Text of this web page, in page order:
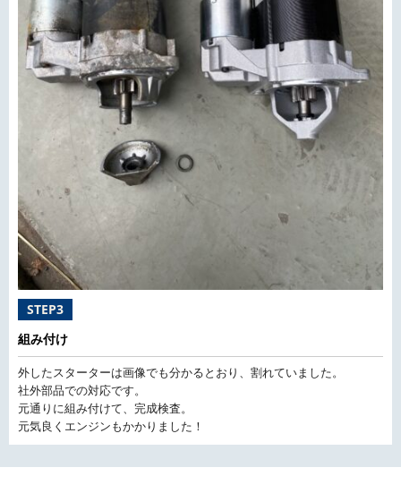
STEP3
組み付け
外したスターターは画像でも分かるとおり、割れていました。
社外部品での対応です。
元通りに組み付けて、完成検査。
元気良くエンジンもかかりました！